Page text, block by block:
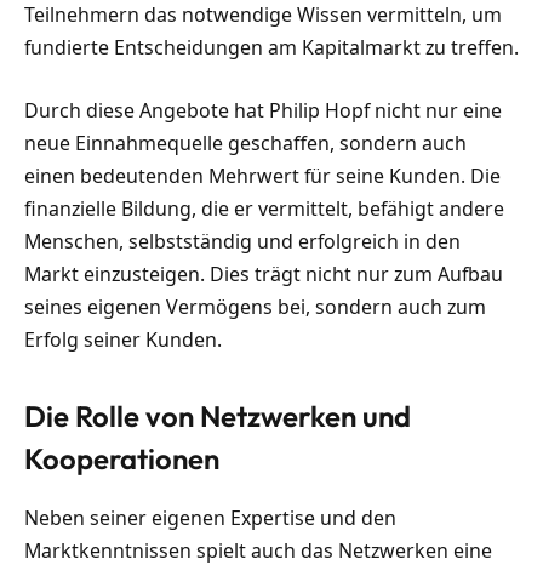
Teilnehmern das notwendige Wissen vermitteln, um
fundierte Entscheidungen am Kapitalmarkt zu treffen.
Durch diese Angebote hat Philip Hopf nicht nur eine
neue Einnahmequelle geschaffen, sondern auch
einen bedeutenden Mehrwert für seine Kunden. Die
finanzielle Bildung, die er vermittelt, befähigt andere
Menschen, selbstständig und erfolgreich in den
Markt einzusteigen. Dies trägt nicht nur zum Aufbau
seines eigenen Vermögens bei, sondern auch zum
Erfolg seiner Kunden.
Die Rolle von Netzwerken und
Kooperationen
Neben seiner eigenen Expertise und den
Marktkenntnissen spielt auch das Netzwerken eine